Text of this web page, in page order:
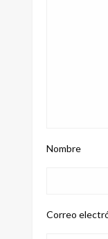
Nombre
Correo